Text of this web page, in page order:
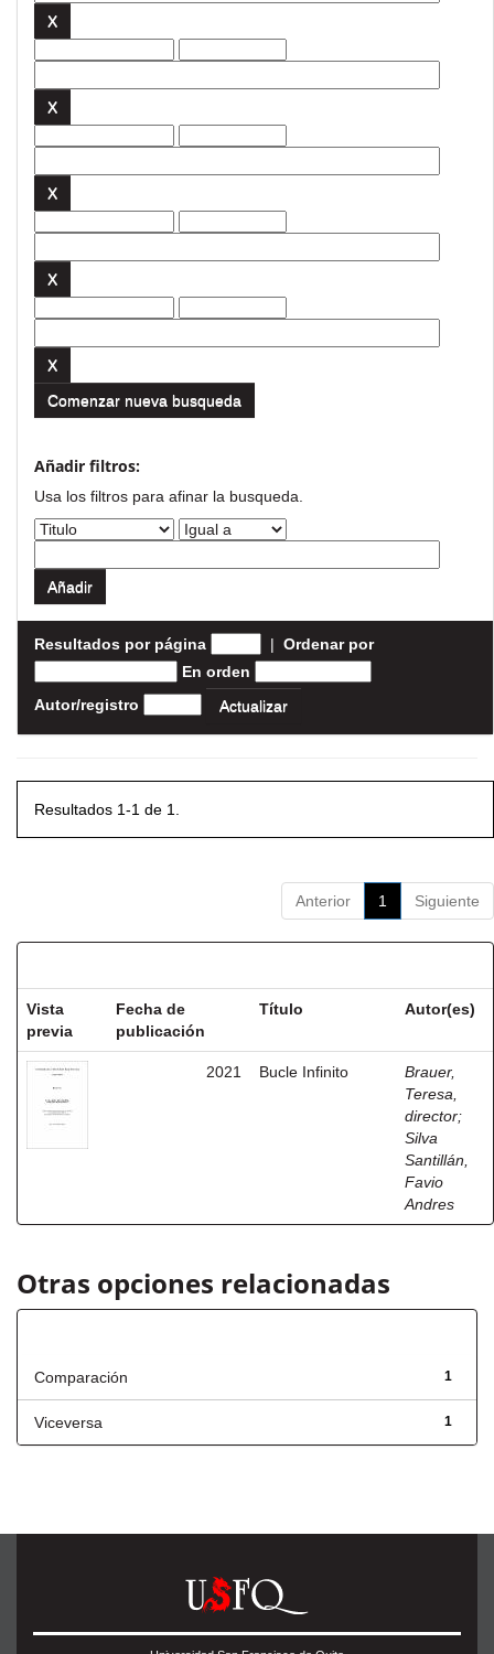
Comenzar nueva busqueda
Añadir filtros:
Usa los filtros para afinar la busqueda.
Resultados por página | Ordenar por
En orden
Autor/registro
Resultados 1-1 de 1.
Anterior 1 Siguiente
Vista
previa
Fecha de
publicación
Título Autor(es)
2021 Bucle Infinito
Brauer,
Teresa,
director;
Silva
Santillán,
Favio
Andres
Otras opciones relacionadas
1
Comparación
1
Viceversa